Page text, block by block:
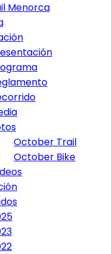
Menorca
October Trail
October Bike